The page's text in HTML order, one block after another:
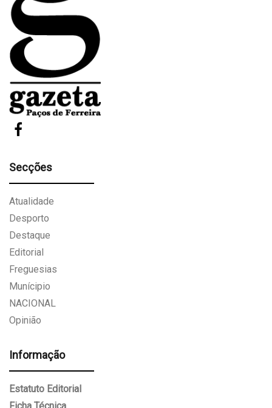
Secções
Atualidade
Desporto
Destaque
Editorial
Freguesias
Munícipio
NACIONAL
Opinião
Informação
Estatuto Editorial